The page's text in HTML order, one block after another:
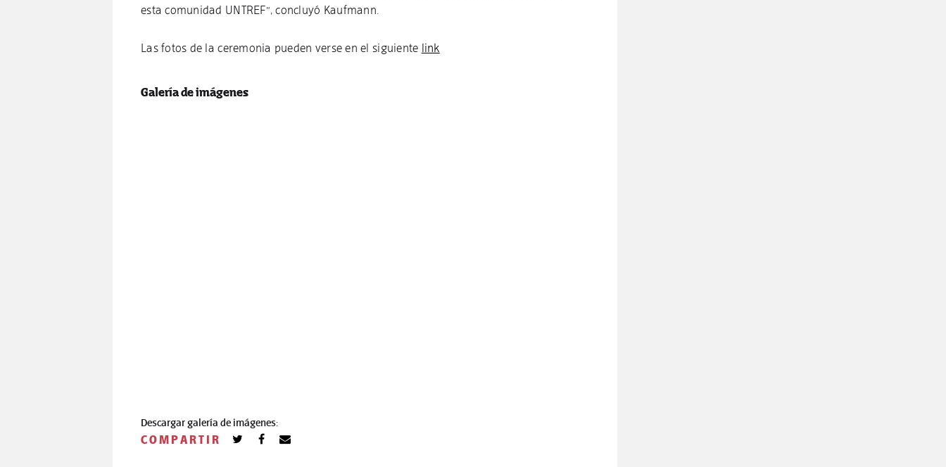
esta comunidad UNTREF”, concluyó Kaufmann.
Las fotos de la ceremonia pueden verse en el siguiente link
Galería de imágenes
Descargar galería de imágenes:
COMPARTIR